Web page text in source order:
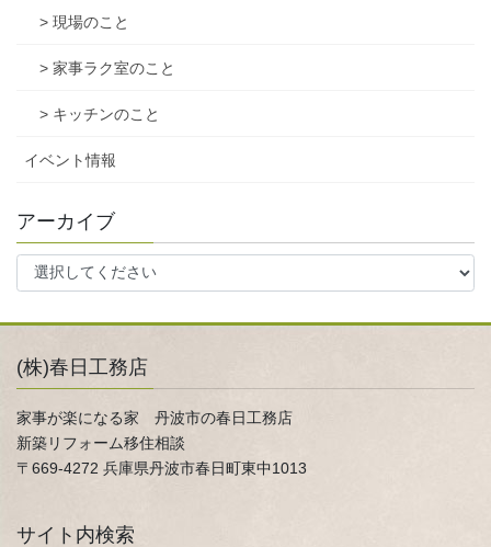
> 現場のこと
> 家事ラク室のこと
> キッチンのこと
イベント情報
アーカイブ
(株)春日工務店
家事が楽になる家 丹波市の春日工務店
新築リフォーム移住相談
〒669-4272 兵庫県丹波市春日町東中1013
サイト内検索